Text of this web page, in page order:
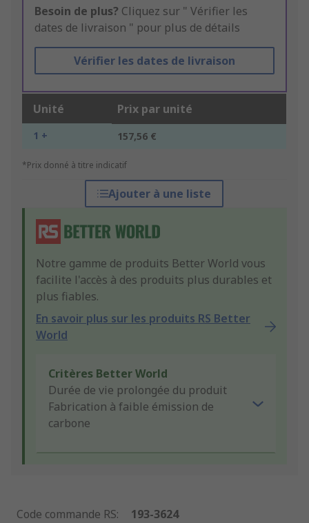
Besoin de plus? Cliquez sur " Vérifier les
dates de livraison " pour plus de détails
Vérifier les dates de livraison
Unité Prix par unité
1 + 157,56 €
*Prix donné à titre indicatif
Ajouter à une liste
Notre gamme de produits Better World vous
facilite l'accès à des produits plus durables et
plus fiables.
En savoir plus sur les produits RS Better
World
Critères Better World
Durée de vie prolongée du produit
Fabrication à faible émission de
carbone
Code commande RS:
193-3624